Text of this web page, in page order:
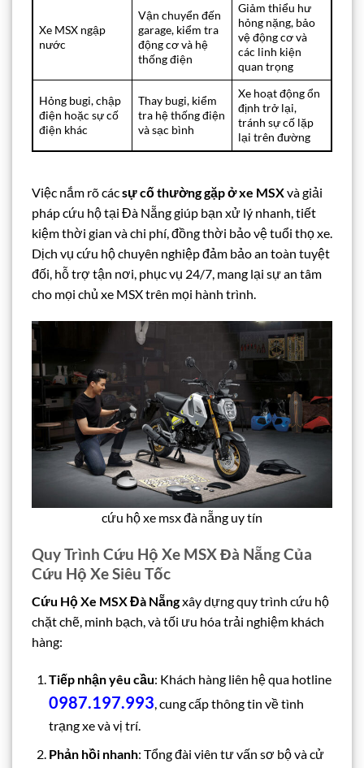
Xe MSX ngập
nước
Vận chuyển đến
garage, kiểm tra
động cơ và hệ
thống điện
Giảm thiểu hư
hỏng nặng, bảo
vệ động cơ và
các linh kiện
quan trọng
Hỏng bugi, chập
điện hoặc sự cố
điện khác
Thay bugi, kiểm
tra hệ thống điện
và sạc bình
Xe hoạt động ổn
định trở lại,
tránh sự cố lặp
lại trên đường
Việc nắm rõ cácsự cố thường gặp ở xe MSXvà giải
pháp cứu hộ tại Đà Nẵng giúp bạn xử lý nhanh, tiết
kiệm thời gian và chi phí, đồng thời bảo vệ tuổi thọ xe.
Dịch vụ cứu hộ chuyên nghiệp đảm bảo an toàn tuyệt
đối, hỗ trợ tận nơi, phục vụ 24/7, mang lại sự an tâm
cho mọi chủ xe MSX trên mọi hành trình.
cứu hộ xe msx đà nẵng uy tín
Quy Trình Cứu Hộ Xe MSX Đà Nẵng Của
Cứu Hộ Xe Siêu Tốc
Cứu Hộ Xe MSX Đà Nẵngxây dựng quy trình cứu hộ
chặt chẽ, minh bạch, và tối ưu hóa trải nghiệm khách
hàng:
Tiếp nhận yêu cầu: Khách hàng liên hệ qua hotline
0987.197.993, cung cấp thông tin về tình
trạng xe và vị trí.
Phản hồi nhanh: Tổng đài viên tư vấn sơ bộ và cử